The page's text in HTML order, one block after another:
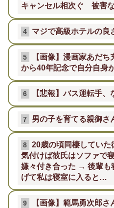
キャンセル相次ぐ 被害
4 マジで高級ホテルの良
5
【画像】漫画家あだ
から40年記念で自分自身
6 【悲報】バス運転手
7 男の子を育てる親御さ
8
20歳の頃同棲していた
気付けば彼氏はソファで
嫌々付き合った → 後輩も
げて私は寝室に入ると…
9
【画像】範馬勇次郎